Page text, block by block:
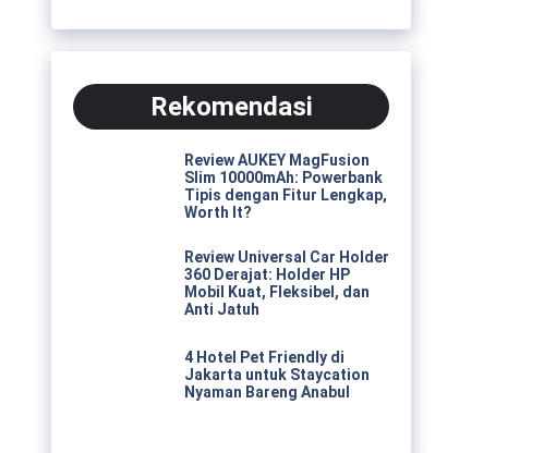
Rekomendasi
Review AUKEY MagFusion
Slim 10000mAh: Powerbank
Tipis dengan Fitur Lengkap,
Worth It?
Review Universal Car Holder
360 Derajat: Holder HP
Mobil Kuat, Fleksibel, dan
Anti Jatuh
4 Hotel Pet Friendly di
Jakarta untuk Staycation
Nyaman Bareng Anabul